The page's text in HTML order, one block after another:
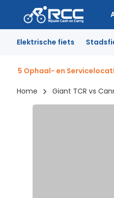
Elektrische fiets
5 Ophaal- en
Home Giant TCR vs